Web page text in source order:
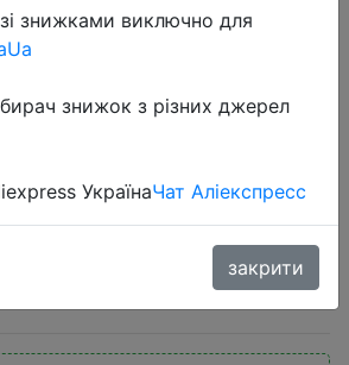
10i RU 6+128
камера 32 МП,
FHD【Ростест,
гарантия】
знижками виключно для
знижок з різних джерел
УкраїнаЧат Аліекспресс
закрити